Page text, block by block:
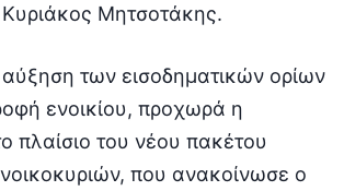
Μητσοτάκης.
των εισοδηματικών ορίων
ενοικίου, προχωρά η
πλαίσιο του νέου πακέτου
που ανακοίνωσε ο